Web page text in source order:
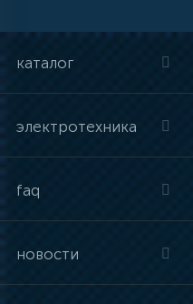
каталог
электротехника
faq
новости